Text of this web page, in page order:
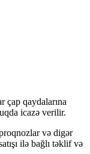
çap qaydalarına
icazə verilir.
və digər
ilə bağlı təklif və